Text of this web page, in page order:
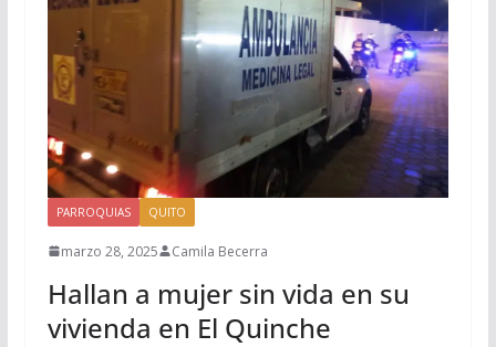
PARROQUIAS QUITO
marzo 28, 2025 Camila Becerra
Hallan a mujer sin vida en su
vivienda en El Quinche